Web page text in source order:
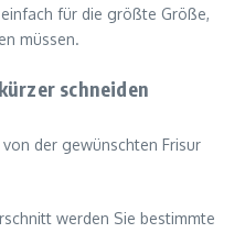
für die größte Größe,
müssen.
schneiden
der gewünschten Frisur
werden Sie bestimmte